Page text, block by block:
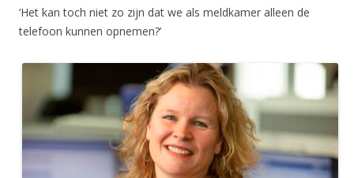
‘Het kan toch niet zo zijn dat we als meldkamer alleen de
telefoon kunnen opnemen?’